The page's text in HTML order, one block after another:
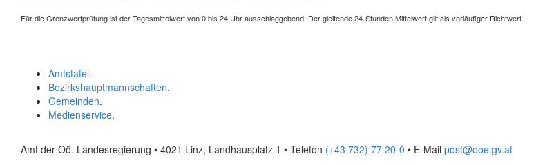
Für die Grenzwertprüfung ist der Tagesmittelwert von 0 bis 24 Uhr ausschlaggebend. Der gleitende 24-Stunden Mittelwert gilt als vorläufiger Richtwert.
Amtstafel.
Bezirkshauptmannschaften.
Gemeinden.
Medienservice.
Amt der Oö. Landesregierung • 4021 Linz, Landhausplatz 1 • Telefon (+43 732) 77 20-0 • E-Mail post@ooe.gv.at